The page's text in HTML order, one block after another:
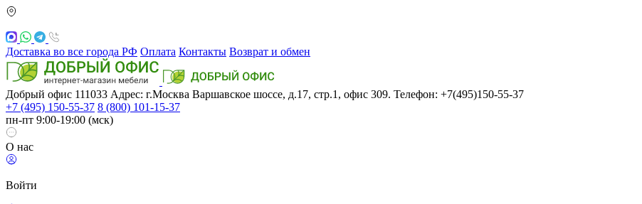
Доставка во все города РФ Оплата Контакты Возврат и обмен
Добрый офис 111033 Адрес: г.Москва Варшавское шоссе, д.17, стр.1, офис 309. Телефон: +7(495)150-55-37
+7 (495) 150-55-37 8 (800) 101-15-37
пн-пт 9:00-19:00 (мск)
О нас
Войти